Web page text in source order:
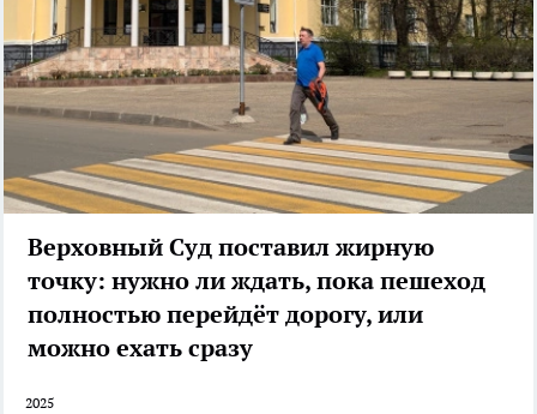
Верховный Суд поставил жирную
точку: нужно ли ждать, пока пешеход
полностью перейдёт дорогу, или
можно ехать сразу
2025